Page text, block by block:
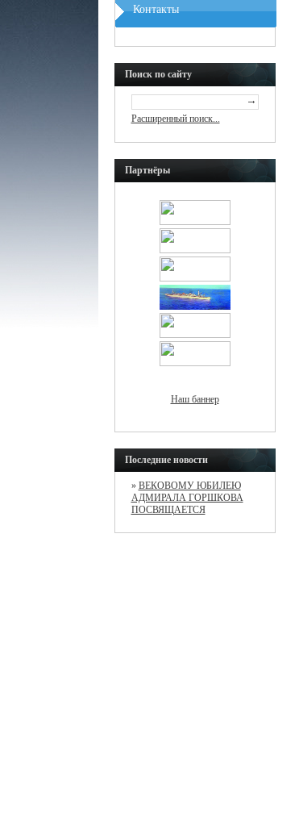
Контакты
Поиск по сайту
Расширенный поиск...
Партнёры
Наш баннер
Последние новости
» ВЕКОВОМУ ЮБИЛЕЮ
АДМИРАЛА ГОРШКОВА
ПОСВЯЩАЕТСЯ